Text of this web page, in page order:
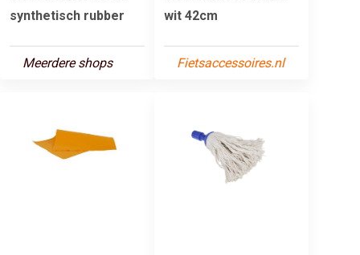
synthetisch rubber
Meerdere shops
wit 42cm
Fietsaccessoires.nl